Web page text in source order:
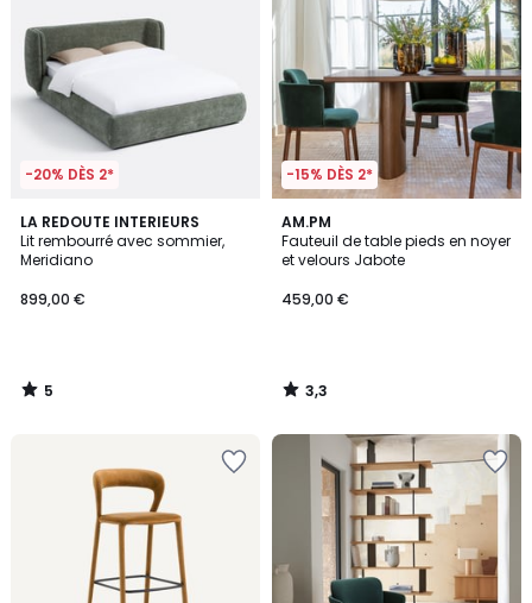
-20% DÈS 2*
LA REDOUTE INTERIEURS
Lit rembourré avec sommier,
Meridiano
899,00 €
5
/
5
5
/
-15% DÈS 2*
AM.PM
Fauteuil de table pieds en noyer
et velours Jabote
459,00 €
3,3
/ 5
3,3
/